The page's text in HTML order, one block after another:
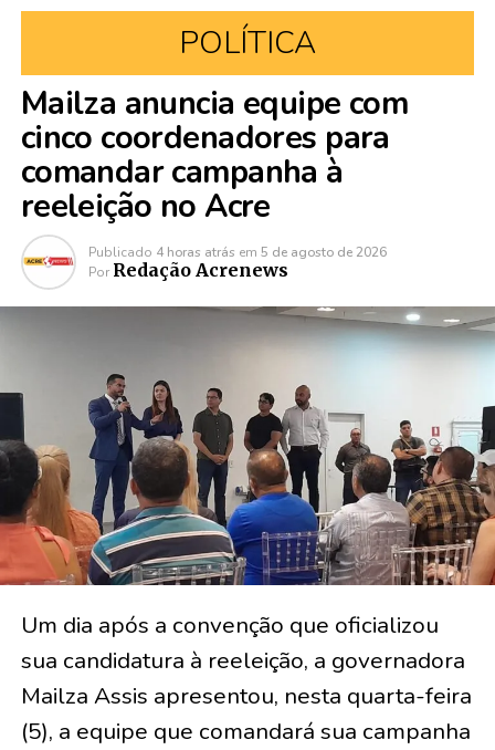
POLÍTICA
Mailza anuncia equipe com
cinco coordenadores para
comandar campanha à
reeleição no Acre
Publicado 4 horas atrás em 5 de agosto de 2026
Por Redação Acrenews
Um dia após a convenção que oficializou
sua candidatura à reeleição, a governadora
Mailza Assis apresentou, nesta quarta-feira
(5), a equipe que comandará sua campanha